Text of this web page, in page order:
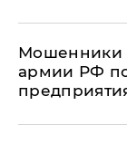
Мошенники
армии РФ